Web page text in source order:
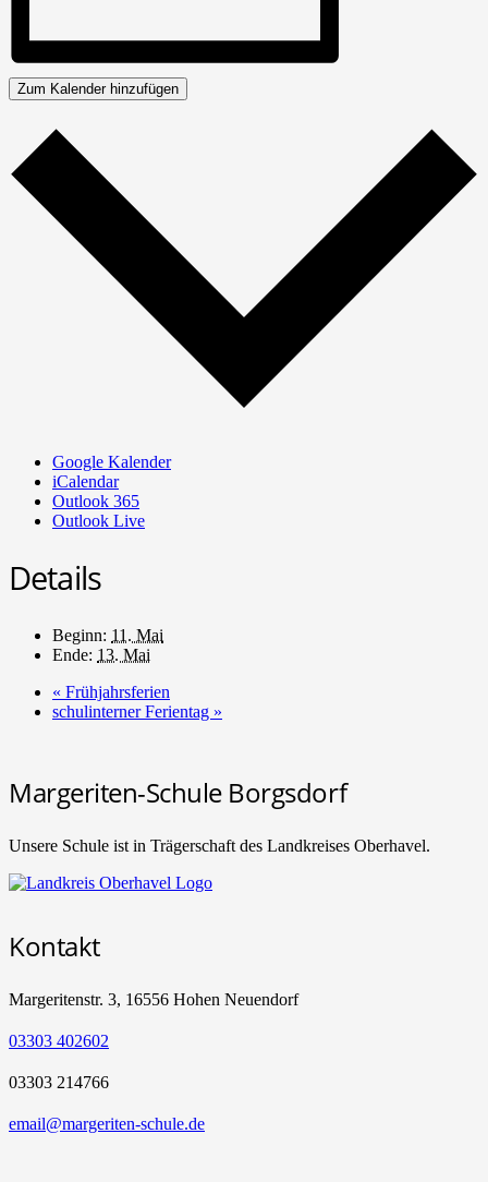
Zum Kalender hinzufügen
Google Kalender
iCalendar
Outlook 365
Outlook Live
Details
Beginn: 11. Mai
Ende: 13. Mai
« Frühjahrsferien
schulinterner Ferientag »
Margeriten-Schule Borgsdorf
Unsere Schule ist in Trägerschaft des Landkreises Oberhavel.
Kontakt
Margeritenstr. 3, 16556 Hohen Neuendorf
03303 402602
03303 214766
email@margeriten-schule.de